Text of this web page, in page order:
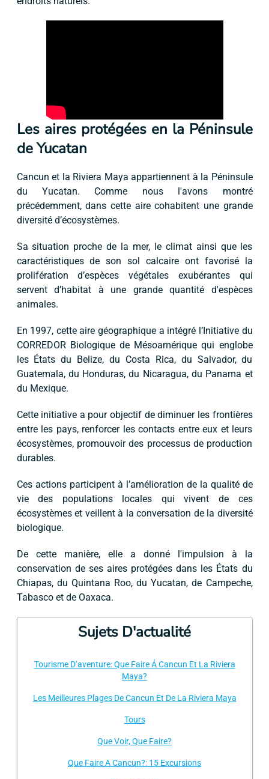
Les aires protégées en la Péninsule
de Yucatan
Cancun et la Riviera Maya appartiennent à la Péninsule
du Yucatan. Comme nous l'avons montré
précédemment, dans cette aire cohabitent une grande
diversité d’écosystèmes.
Sa situation proche de la mer, le climat ainsi que les
caractéristiques de son sol calcaire ont favorisé la
prolifération d’espèces végétales exubérantes qui
servent d’habitat à une grande quantité d'espèces
animales.
En 1997, cette aire géographique a intégré l’Initiative du
CORREDOR Biologique de Mésoamérique qui englobe
les États du Belize, du Costa Rica, du Salvador, du
Guatemala, du Honduras, du Nicaragua, du Panama et
du Mexique.
Cette initiative a pour objectif de diminuer les frontières
entre les pays, renforcer les contacts entre eux et leurs
écosystèmes, promouvoir des processus de production
durables.
Ces actions participent à l’amélioration de la qualité de
vie des populations locales qui vivent de ces
écosystèmes et veillent à la conversation de la diversité
biologique.
De cette manière, elle a donné l'impulsion à la
conservation de ses aires protégées dans les États du
Chiapas, du Quintana Roo, du Yucatan, de Campeche,
Tabasco et de Oaxaca.
Sujets D'actualité
Tourisme D’aventure: Que Faire Á Cancun Et La Riviera
Maya?
Les Meilleures Plages De Cancun Et De La Riviera Maya
Tours
Que Voir, Que Faire?
Que Faire A Cancun?: 15 Excursions